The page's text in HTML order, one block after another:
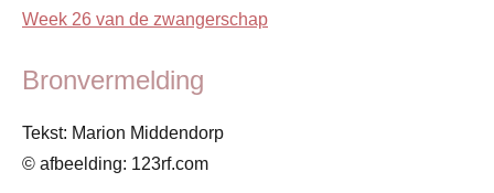
Week 26 van de zwangerschap
Bronvermelding
Tekst: Marion Middendorp
© afbeelding: 123rf.com